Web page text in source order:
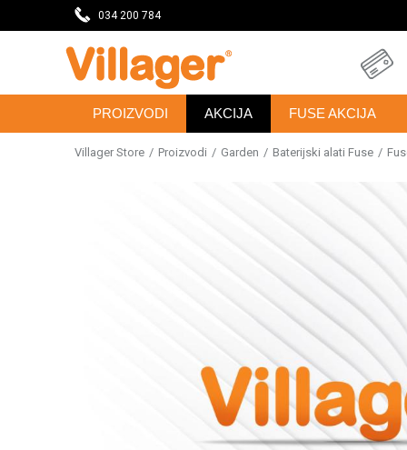
034 200 784DOBRODOŠLI NA VILLAGER ONLINE PRODAVNICU
PROIZVODI AKCIJA FUSE AKCIJA
Villager Store Proizvodi Garden Baterijski alati Fuse